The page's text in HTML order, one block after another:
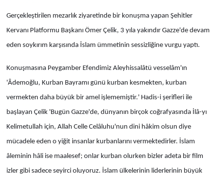
Gerçekleştirilen mezarlık ziyaretinde bir konuşma yapan Şehitler
Kervanı Platformu Başkanı Ömer Çelik, 3 yıla yakındır Gazze'de devam
eden soykırım karşısında İslam ümmetinin sessizliğine vurgu yaptı.
Konuşmasına Peygamber Efendimiz Aleyhissalâtü vesselâm'ın
'Âdemoğlu, Kurban Bayramı günü kurban kesmekten, kurban
vermekten daha büyük bir amel işlememiştir.' Hadis-i şerifleri ile
başlayan Çelik 'Bugün Gazze'de, dünyanın birçok coğrafyasında İlâ-yı
Kelimetullah için, Allah Celle Celâluhu'nun dini hâkim olsun diye
mücadele eden o yiğit insanlar kurbanlarını vermektedirler. İslam
âleminin hâli ise maalesef; onlar kurban olurken bizler adeta bir film
izler gibi sadece seyirci oluyoruz. İslam ülkelerinin liderlerinin büyük